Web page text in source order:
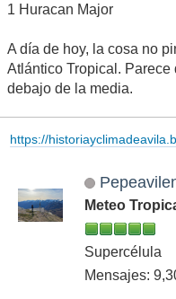
1 Huracan Major
A día de hoy, la cosa no
Atlántico Tropical. Parece
debajo de la media.
https://
Meteo
Supercélula
Mensajes: